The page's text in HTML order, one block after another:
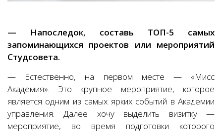
— Напоследок, составь ТОП-5 самых
запоминающихся проектов или мероприятий
Студсовета.
— Естественно, на первом месте — «Мисс
Академия». Это крупное мероприятие, которое
является одним из самых ярких событий в Академии
управления. Далее хочу выделить визитку —
мероприятие, во время подготовки которого